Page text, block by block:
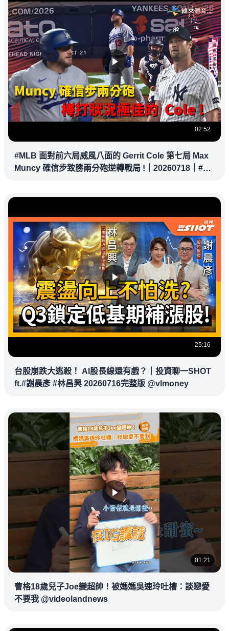
02:52
#MLB 面對前六局威風八面的 Gerrit Cole 第七局 Max
Muncy 確信步致勝兩分砲逆轉戰局 !｜20260718｜#洛
25:16
台股崩跌大逃殺！ AI股長線還有戲？｜投資聊一SHOT
ft.#謝晨彥 #林昌興 20260716完整版 @vlmoney
01:21
曹格18歲兒子Joe變超帥！被媽媽吳速玲吐槽：談戀愛
不要我 @videolandnews